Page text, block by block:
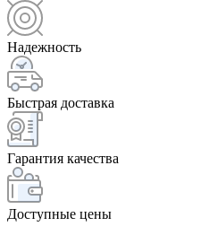
Надежность
Быстрая доставка
Гарантия качества
Доступные цены